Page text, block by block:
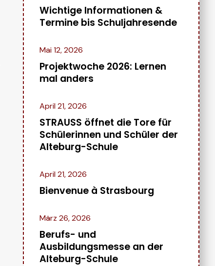
Wichtige Informationen &
Termine bis Schuljahresende
Mai 12, 2026
Projektwoche 2026: Lernen
mal anders
April 21, 2026
STRAUSS öffnet die Tore für
Schülerinnen und Schüler der
Alteburg-Schule
April 21, 2026
Bienvenue à Strasbourg
März 26, 2026
Berufs- und
Ausbildungsmesse an der
Alteburg-Schule